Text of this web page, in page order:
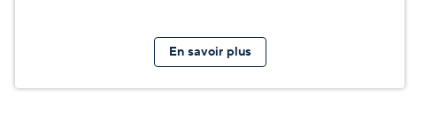
En savoir plus